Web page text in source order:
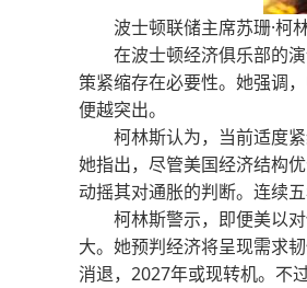
波士顿联储主席苏珊·柯林
在波士顿经济俱乐部的演
策紧缩存在必要性。她强调
便越突出。
柯林斯认为，当前适度紧
她指出，尽管美国经济结构
动摇其对通胀的判断。连续
柯林斯警示，即便美以对
大。她预判经济将呈现需求
消退，2027年或现转机。不